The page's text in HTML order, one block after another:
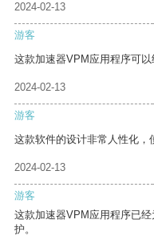
2024-02-13
游客
这款加速器VPM应用程序可以
2024-02-13
游客
这款软件的设计非常人性化，
2024-02-13
游客
这款加速器VPM应用程序已
护。